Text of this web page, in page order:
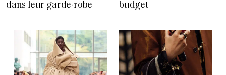
dans leur garde-robe
budget